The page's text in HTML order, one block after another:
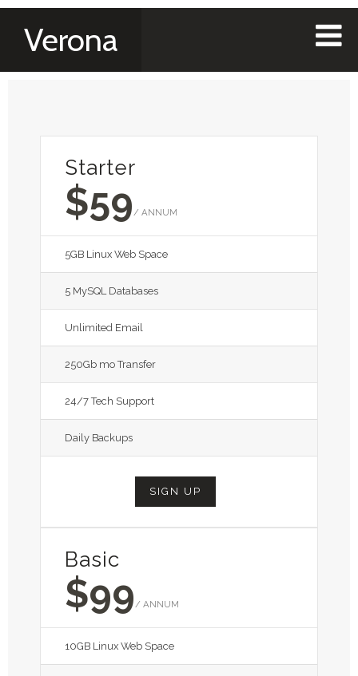
Verona
Starter
$59/ ANNUM
5GB Linux Web Space
5 MySQL Databases
Unlimited Email
250Gb mo Transfer
24/7 Tech Support
Daily Backups
SIGN UP
Basic
$99/ ANNUM
10GB Linux Web Space